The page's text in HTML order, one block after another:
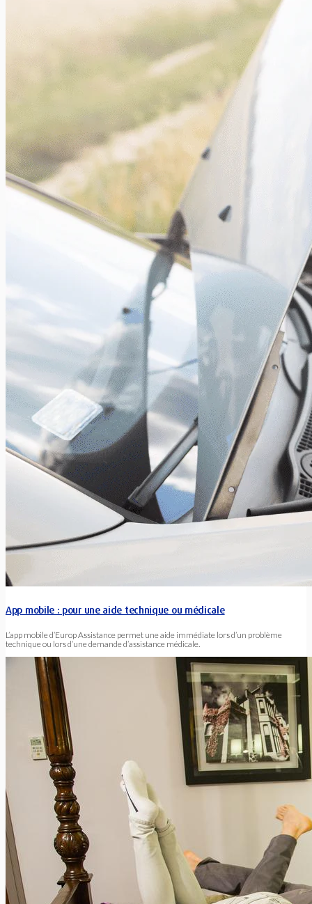
Connaissez-vous le 4L Trophy ? Il s’agit d’un raid automobile
pour étudiants organisé depuis 1997 avec comme but de
App mobile : pour une aide technique ou médicale
L’app mobile d’Europ Assistance permet une aide immédiate lors d’un problème
technique ou lors d’une demande d’assistance médicale.